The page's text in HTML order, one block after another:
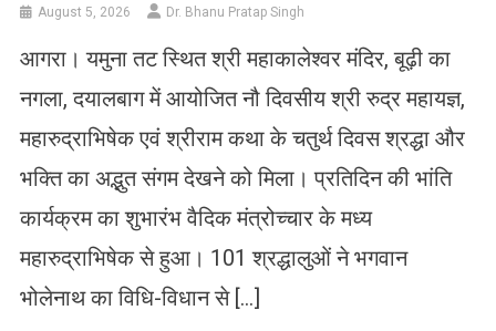
August 5, 2026 Dr. Bhanu Pratap Singh
आगरा। यमुना तट स्थित श्री महाकालेश्वर मंदिर, बूढ़ी का
नगला, दयालबाग में आयोजित नौ दिवसीय श्री रुद्र महायज्ञ,
महारुद्राभिषेक एवं श्रीराम कथा के चतुर्थ दिवस श्रद्धा और
भक्ति का अद्भुत संगम देखने को मिला। प्रतिदिन की भांति
कार्यक्रम का शुभारंभ वैदिक मंत्रोच्चार के मध्य
महारुद्राभिषेक से हुआ। 101 श्रद्धालुओं ने भगवान
भोलेनाथ का विधि-विधान से […]